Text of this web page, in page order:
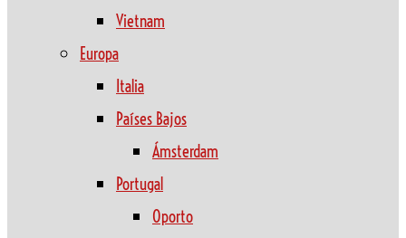
Vietnam
Europa
Italia
Países Bajos
Ámsterdam
Portugal
Oporto